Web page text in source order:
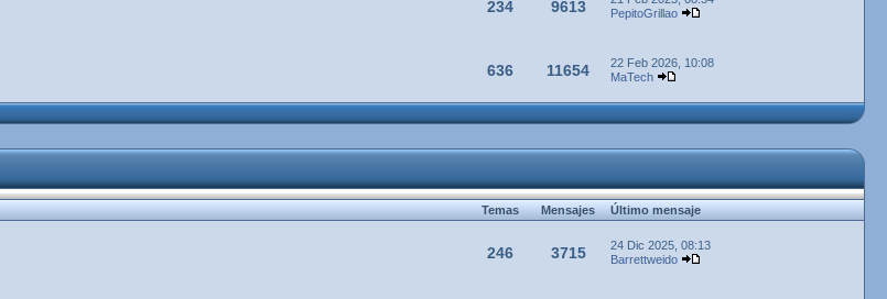
234 9613
PepitoGrillao
636 11654
22 Feb 2026, 10:08
MaTech
TemasMensajesÚltimo mensaje
246 3715
24 Dic 2025, 08:13
Barrettweido